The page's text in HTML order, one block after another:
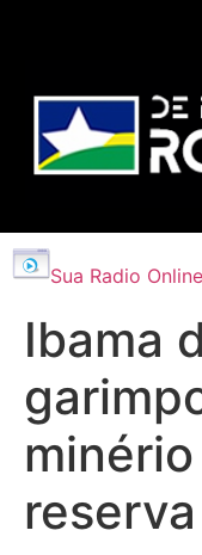
Sua Radio
Ibama
reserva